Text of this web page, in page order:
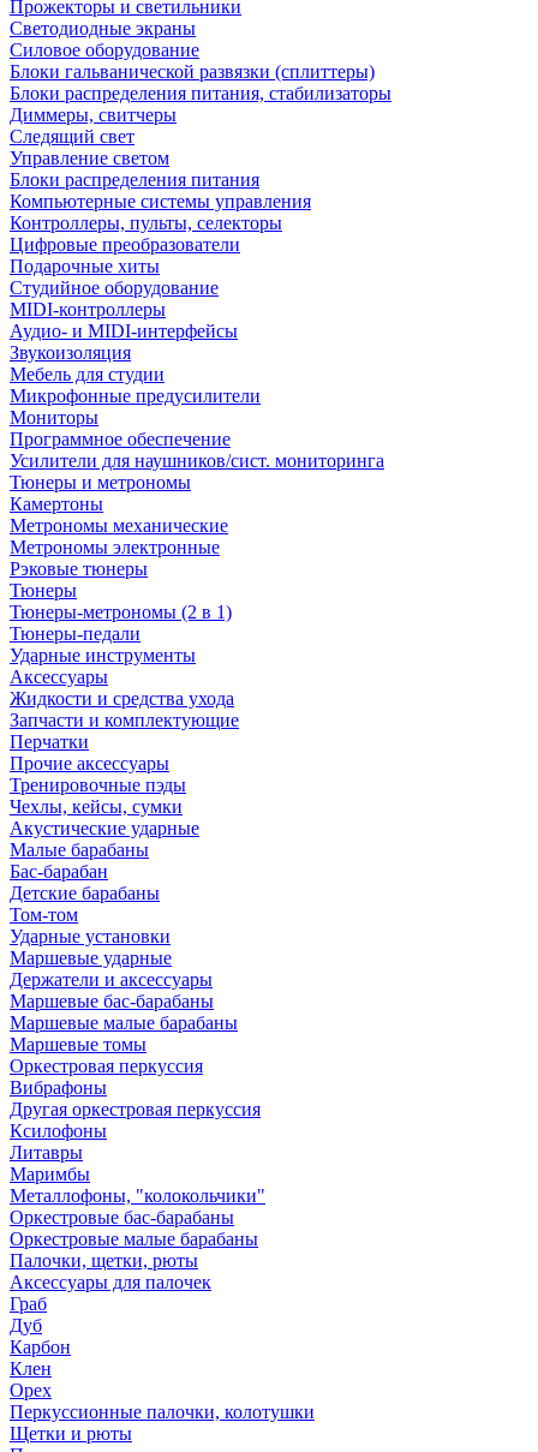
Прожекторы и светильники
Светодиодные экраны
Силовое оборудование
Блоки гальванической развязки (сплиттеры)
Блоки распределения питания, стабилизаторы
Диммеры, свитчеры
Следящий свет
Управление светом
Блоки распределения питания
Компьютерные системы управления
Контроллеры, пульты, селекторы
Цифровые преобразователи
Подарочные хиты
Студийное оборудование
MIDI-контроллеры
Аудио- и MIDI-интерфейсы
Звукоизоляция
Мебель для студии
Микрофонные предусилители
Мониторы
Программное обеспечение
Усилители для наушников/сист. мониторинга
Тюнеры и метрономы
Камертоны
Метрономы механические
Метрономы электронные
Рэковые тюнеры
Тюнеры
Тюнеры-метрономы (2 в 1)
Тюнеры-педали
Ударные инструменты
Аксессуары
Жидкости и средства ухода
Запчасти и комплектующие
Перчатки
Прочие аксессуары
Тренировочные пэды
Чехлы, кейсы, сумки
Акустические ударные
Mалые барабаны
Бас-барабан
Детские барабаны
Том-том
Ударные установки
Маршевые ударные
Держатели и аксессуары
Маршевые бас-барабаны
Маршевые малые барабаны
Маршевые томы
Оркестровая перкуссия
Вибрафоны
Другая оркестровая перкуссия
Ксилофоны
Литавры
Маримбы
Металлофоны, "колокольчики"
Оркестровые бас-барабаны
Оркестровые малые барабаны
Палочки, щетки, рюты
Аксессуары для палочек
Граб
Дуб
Карбон
Клен
Орех
Перкуссионные палочки, колотушки
Щетки и рюты